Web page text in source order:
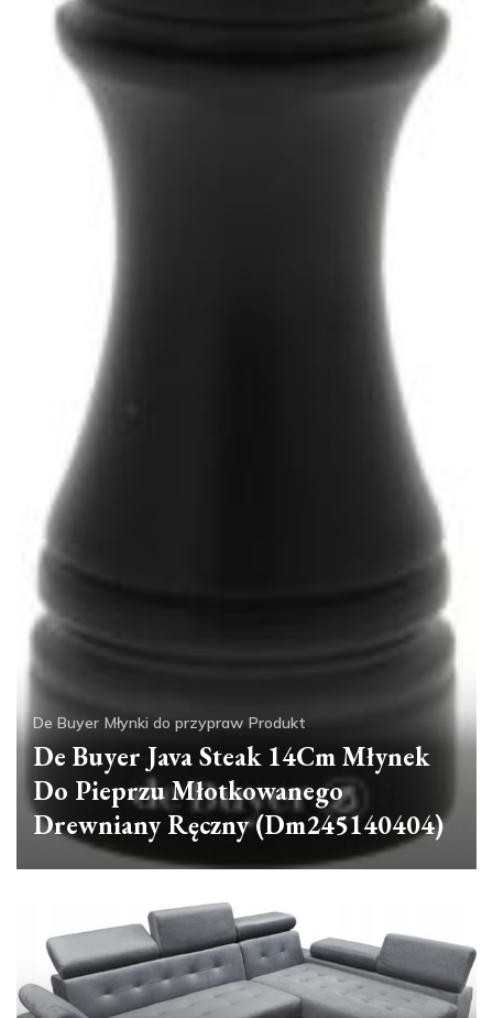
De Buyer Młynki do przypraw Produkt
De Buyer Java Steak 14Cm Młynek
Do Pieprzu Młotkowanego
Drewniany Ręczny (Dm245140404)